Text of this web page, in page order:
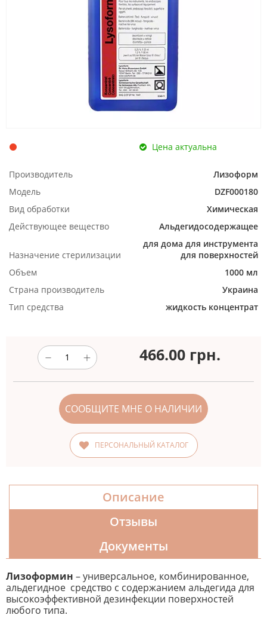
Цена актуальна
Производитель
Лизоформ
Модель
DZF000180
Вид обработки
Химическая
Действующее вещество
Альдегидосодержащее
Назначение стерилизации
для дома для инструмента
для поверхностей
Объем
1000 мл
Страна производитель
Украина
Тип средства
жидкость концентрат
466.00 грн.
СООБЩИТЕ МНЕ О НАЛИЧИИ
ПЕРСОНАЛЬНЫЙ КАТАЛОГ
Описание
Отзывы
Документы
Лизоформин – универсальное, комбинированное,
альдегидное средство с содержанием альдегида для
высокоэффективной дезинфекции поверхностей
любого типа.